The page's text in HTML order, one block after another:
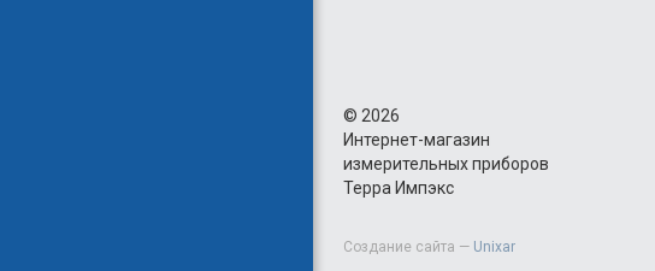
© 2026
Интернет-магазин
измерительных приборов
Терра Импэкс
Создание сайта — Unixar